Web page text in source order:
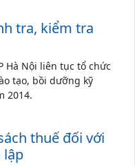
tra, kiểm tra
Hà Nội liên tục tổ chức
tạo, bồi dưỡng kỹ
2014.
thuế đối với
lập